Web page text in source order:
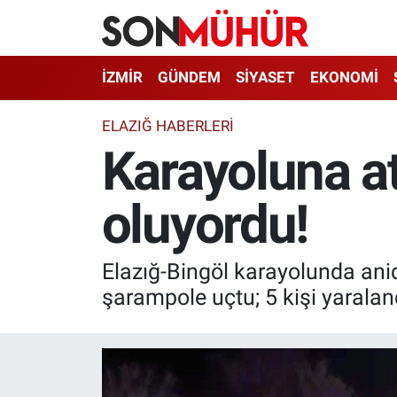
İZMİR GÜNDEM SİYASET EKONOMİ
ELAZIĞ HABERLERİ
Karayoluna
oluyordu!
Elazığ-Bingöl karayolunda
şarampole uçtu; 5 kişi
İzmir Nöbetçi Eczaneler
İzmir Hava Durumu
İzmir Namaz Vakitleri
İzmir Trafik Yoğunluk Haritası
Süper Lig Puan Durumu ve Fikstür
Tüm Manşetler